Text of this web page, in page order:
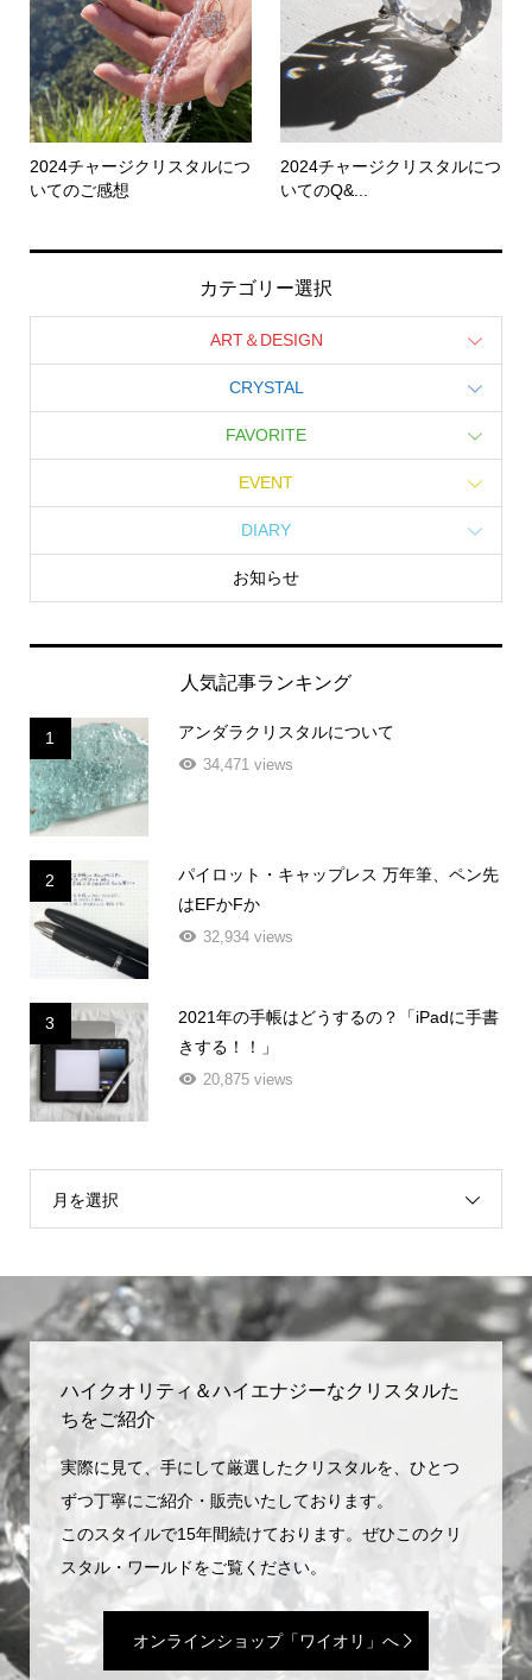
2024チャージクリスタルにつ
いてのご感想
2024チャージクリスタルにつ
いてのQ&...
カテゴリー選択
ART＆DESIGN
CRYSTAL
FAVORITE
EVENT
DIARY
お知らせ
人気記事ランキング
1 アンダラクリスタルについて
34,471 views
2
パイロット・キャップレス 万年筆、ペン先
はEFかFか
32,934 views
3
2021年の手帳はどうするの？「iPadに手書
きする！！」
20,875 views
月を選択
ハイクオリティ＆ハイエナジーなクリスタルた
ちをご紹介
実際に見て、手にして厳選したクリスタルを、ひとつ
ずつ丁寧にご紹介・販売いたしております。
このスタイルで15年間続けております。ぜひこのクリ
スタル・ワールドをご覧ください。
オンラインショップ「ワイオリ」へ